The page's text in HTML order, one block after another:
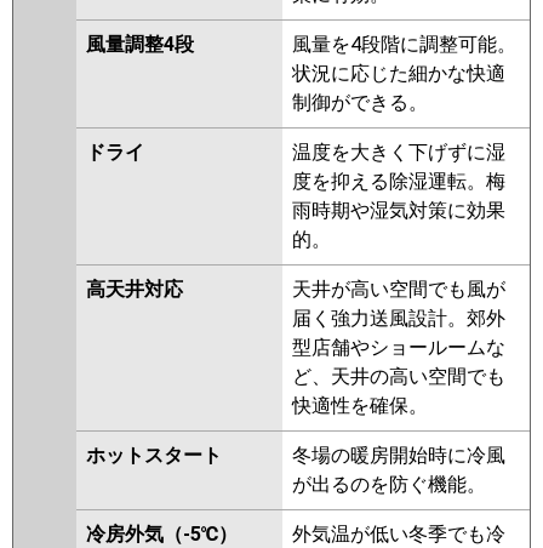
RCI-GP45RSH5 RCI-GP45RSH4
RCI-GP45RSH3 RCI-GP45RSH2
FDTV456H6S-airf FDTV456H6S
FDTV456H6S-rak FDTV456H6S-
FDTV455HA5SA
FDTV455HA5SA-osj
FDTV455HA5SA-rak
FDTV455HA5SA-airf
FDTV455H5SA FDTV455H5SA-osj
FDTV455H5SA-rak
FDTV455H5SA-airf
FDTV455H5S-
FDTV455H5S-rak
FDTV455H5S-airf FDTV455H5S-
FDTV455H5S
FDTV455H5S-rakuri-na
PA-P45U7HNBX
PA-P45U7HNB
PA-P45U7HB PA-P45U7HN PA-
風量調整4段
風量を4段階に調整可能。
状況に応じた細かな快適
制御ができる。
ドライ
温度を大きく下げずに湿
度を抑える除湿運転。梅
雨時期や湿気対策に効果
的。
高天井対応
天井が高い空間でも風が
届く強力送風設計。郊外
型店舗やショールームな
ど、天井の高い空間でも
快適性を確保。
ホットスタート
冬場の暖房開始時に冷風
が出るのを防ぐ機能。
冷房外気（-5℃）
外気温が低い冬季でも冷